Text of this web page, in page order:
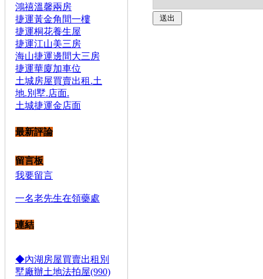
鴻禧溫馨兩房
捷運黃金角間一樓
捷運桐花養生屋
捷運江山美三房
海山捷運邊間大三房
捷運華廈加車位
土城房屋買賣出租.土
地.別墅.店面.
土城捷運金店面
最新評論
留言板
我要留言
一名老先生在領藥處
連結
◆內湖房屋買賣出租別
墅廠辦土地法拍屋(990)